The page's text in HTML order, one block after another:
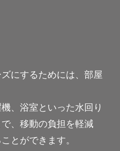
にするためには、部屋
、浴室といった水回り
、移動の負担を軽減
とができます。